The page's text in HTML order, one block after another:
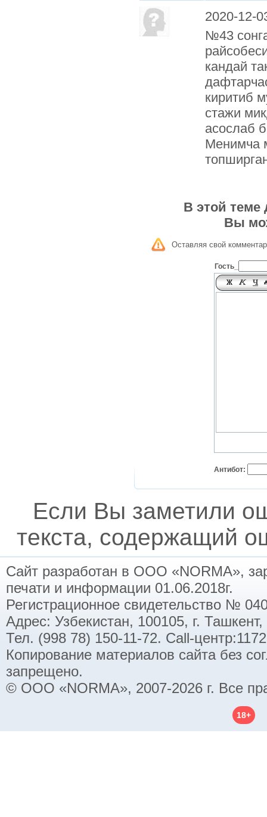
2020-12-
№43
кандай
киритиб
стажи
асослаб
Менимча
В этой теме
Вы
Оставляя свой
Гость_
Антибот:
Если Вы заметили
текста, содержащий
Сайт разработан в ООО «NORMA»,
печати и информации 01.06.2018г.
Регистрационное свидетельство №
Адрес: Узбекистан, 100105, г.
Тел. (998 78) 150-11-72. Call-
Копирование материалов сайта без
запрещено.
© ООО «NORMA», 2007-2026 г. Все
18+